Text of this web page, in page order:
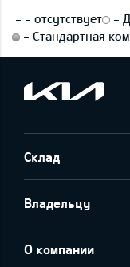
- - отсутствует -
- Стандартная
Склад
Владельцу
О компании